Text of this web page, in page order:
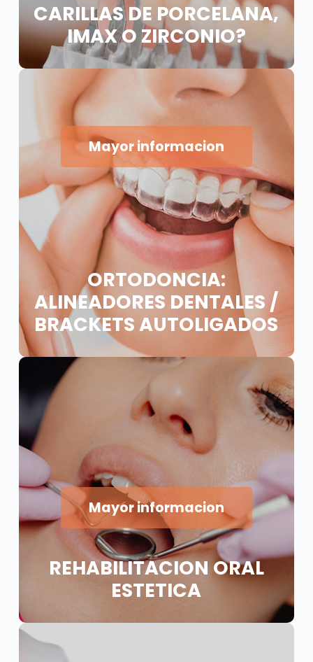
CARILLAS DE PORCELANA,
IMAX O ZIRCONIO?
Mayor informacion
ORTODONCIA:
ALINEADORES DENTALES /
BRACKETS AUTOLIGADOS
Mayor informacion
REHABILITACION ORAL
ESTETICA